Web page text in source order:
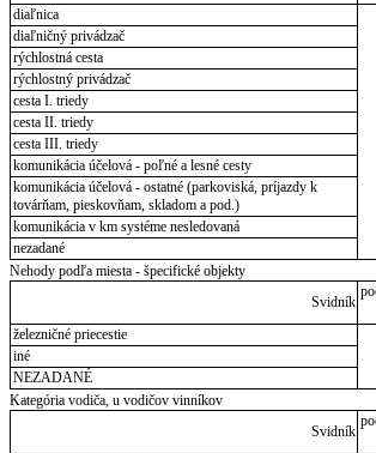
diaľnica
diaľničný privádzač
rýchlostná cesta
rýchlostný privádzač
cesta I. triedy
cesta II. triedy
cesta III. triedy
komunikácia účelová - poľné a lesné cesty
komunikácia účelová - ostatné (parkoviská, príjazdy k
továrňam, pieskovňam, skladom a pod.)
komunikácia v km systéme nesledovaná
nezadané
Nehody podľa miesta - špecifické objekty
Svidník
železničné priecestie
iné
NEZADANÉ
Kategória vodiča, u vodičov vinníkov
Svidník